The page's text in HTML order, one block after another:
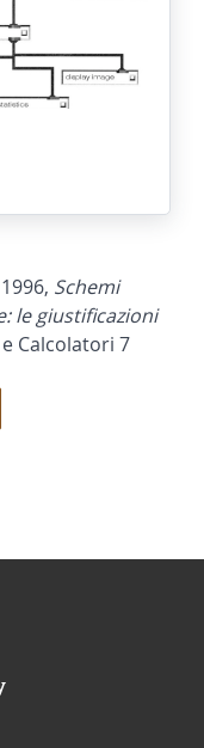
Schemi
le giustificazioni
Calcolatori 7